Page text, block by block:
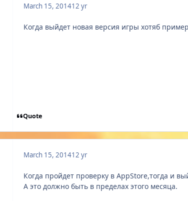
March 15, 201412 yr
Когда выйдет новая версия игры хотяб
Quote
March 15, 201412 yr
Когда пройдет проверку в AppStore,тогда и
А это должно быть в пределах этого месяца.